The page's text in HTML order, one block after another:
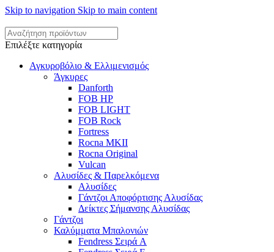
Skip to navigation Skip to main content
Επιλέξτε κατηγορία
Αγκυροβόλιο & Ελλιμενισμός
Άγκυρες
Danforth
FOB HP
FOB LIGHT
FOB Rock
Fortress
Rocna MKII
Rocna Original
Vulcan
Αλυσίδες & Παρελκόμενα
Αλυσίδες
Γάντζοι Αποφόρτισης Αλυσίδας
Δείκτες Σήμανσης Αλυσίδας
Γάντζοι
Καλύμματα Μπαλονιών
Fendress Σειρά A